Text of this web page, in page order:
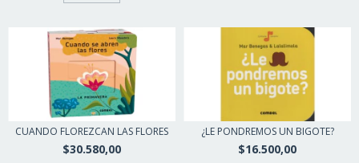
CUANDO FLOREZCAN LAS FLORES
$30.580,00
¿LE PONDREMOS UN BIGOTE?
$16.500,00